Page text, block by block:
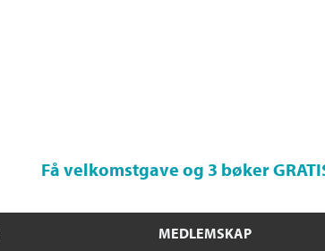
Få velkomstgave og 3 bøker
MEDLEMSKAP